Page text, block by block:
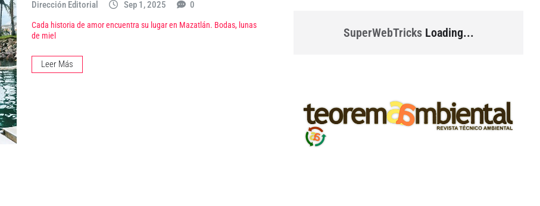
Dirección Editorial Sep 1, 2025 0
Cada historia de amor encuentra su lugar en Mazatlán. Bodas, lunas
de miel
Leer Más
SuperWebTricksLoading...